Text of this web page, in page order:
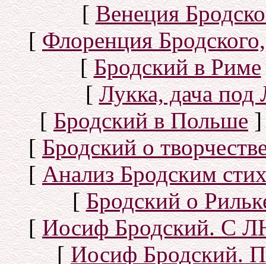
[Венеция
[Флоренция
[Бродский в Риме
[Лукка, дача под
[Бродский в Польше]
[Бродский о
[Анализ Бродским
[Бродский о
[Иосиф Бродский. С
[Иосиф Бродский.